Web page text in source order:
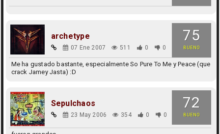
75
BUENO
archetype
07 Ene 2007 511 0 0
Me ha gustado bastante, especialmente So Pure To Me y Peace (que
crack Jamey Jasta) :D
72
BUENO
Sepulchaos
23 May 2006 354 0 0